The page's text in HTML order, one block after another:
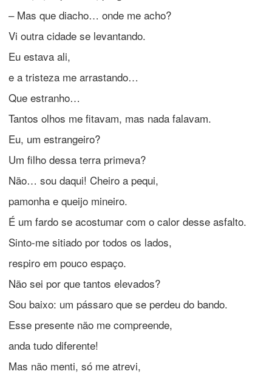
– Mas que diacho… onde me acho?
Vi outra cidade se levantando.
Eu estava ali,
e a tristeza me arrastando…
Que estranho…
Tantos olhos me fitavam, mas nada falavam.
Eu, um estrangeiro?
Um filho dessa terra primeva?
Não… sou daqui! Cheiro a pequi,
pamonha e queijo mineiro.
É um fardo se acostumar com o calor desse asfalto.
Sinto-me sitiado por todos os lados,
respiro em pouco espaço.
Não sei por que tantos elevados?
Sou baixo: um pássaro que se perdeu do bando.
Esse presente não me compreende,
anda tudo diferente!
Mas não menti, só me atrevi,